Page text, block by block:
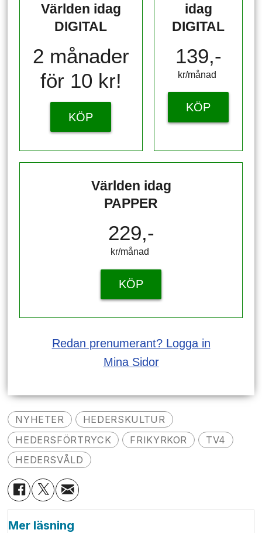
Världen idag
DIGITAL
2 månader
för 10 kr!
KÖP
idag
DIGITAL
139,-
kr/månad ​​​​​​
KÖP
Världen idag
PAPPER
229,-
kr/månad ​​​​​​
KÖP
Redan prenumerant? Logga in
Mina Sidor
NYHETER
HEDERSKULTUR
HEDERSFÖRTRYCK
FRIKYRKOR
TV4
HEDERSVÅLD
Mer läsning